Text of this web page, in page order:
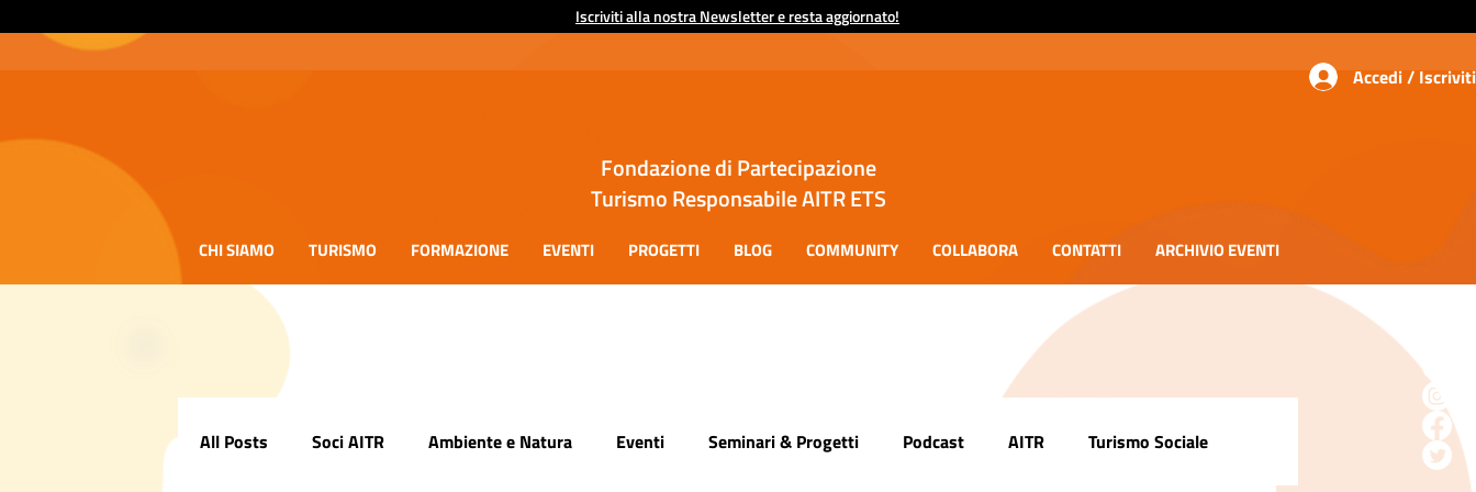
Iscriviti alla nostra Newsletter e resta aggiornato!
Accedi / Iscriviti
Fondazione di Partecipazione
Turismo Responsabile AITR ETS
CHI SIAMO TURISMO FORMAZIONE EVENTI PROGETTI BLOG COMMUNITY COLLABORA CONTATTI ARCHIVIO EVENTI
All Posts Soci AITR Ambiente e Natura Eventi Seminari & Progetti Podcast AITR Turismo Sociale